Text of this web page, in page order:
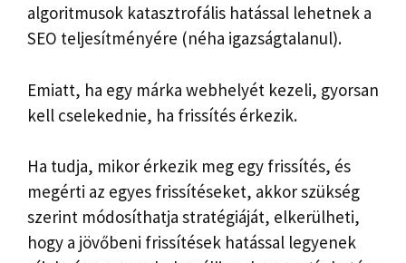
algoritmusok katasztrofális hatással lehetnek a
SEO teljesítményére (néha igazságtalanul).
Emiatt, ha egy márka webhelyét kezeli, gyorsan
kell cselekednie, ha frissítés érkezik.
Ha tudja, mikor érkezik meg egy frissítés, és
megérti az egyes frissítéseket, akkor szükség
szerint módosíthatja stratégiáját, elkerülheti,
hogy a jövőbeni frissítések hatással legyenek